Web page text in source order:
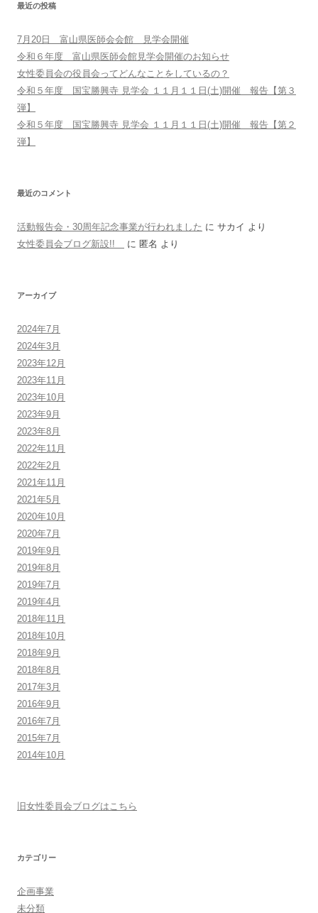
最近の投稿
7月20日 富山県医師会会館 見学会開催
令和６年度 富山県医師会館見学会開催のお知らせ
女性委員会の役員会ってどんなことをしているの？
令和５年度 国宝勝興寺 見学会 １１月１１日(土)開催 報告【第３
弾】
令和５年度 国宝勝興寺 見学会 １１月１１日(土)開催 報告【第２
弾】
最近のコメント
活動報告会・30周年記念事業が行われました に サカイ より
女性委員会ブログ新設!!
に 匿名 より
アーカイブ
2024年7月
2024年3月
2023年12月
2023年11月
2023年10月
2023年9月
2023年8月
2022年11月
2022年2月
2021年11月
2021年5月
2020年10月
2020年7月
2019年9月
2019年8月
2019年7月
2019年4月
2018年11月
2018年10月
2018年9月
2018年8月
2017年3月
2016年9月
2016年7月
2015年7月
2014年10月
旧女性委員会ブログはこちら
カテゴリー
企画事業
未分類